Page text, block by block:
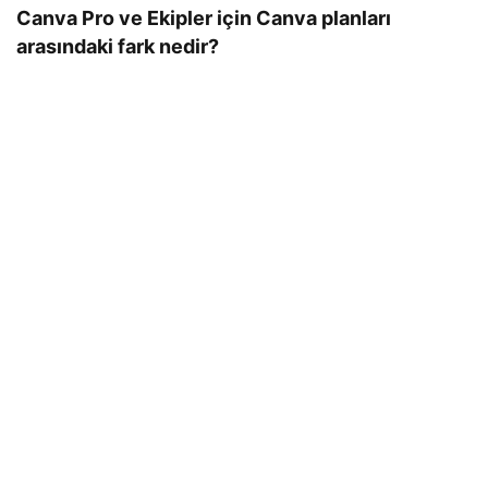
Canva Pro ve Ekipler için Canva planları
arasındaki fark nedir?